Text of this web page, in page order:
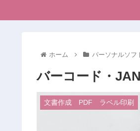
ホーム パーソナルソフ
バーコード・
文書作成 PDF ラベル印刷